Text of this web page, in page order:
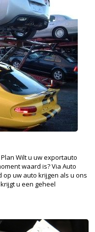
Wilt u uw exportauto
waard is? Via Auto
uw auto krijgen als u ons
u een geheel